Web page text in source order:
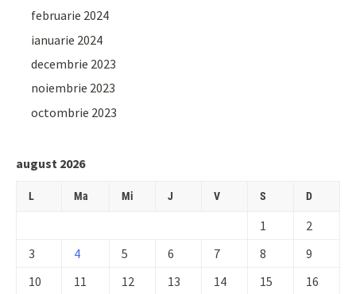
februarie 2024
ianuarie 2024
decembrie 2023
noiembrie 2023
octombrie 2023
august 2026
L Ma Mi J V S D
1
2
3
4 5 6 7 8
9
10
11 12 13 14 15 16